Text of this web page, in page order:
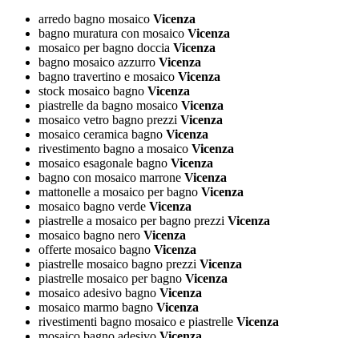
arredo bagno mosaico Vicenza
bagno muratura con mosaico Vicenza
mosaico per bagno doccia Vicenza
bagno mosaico azzurro Vicenza
bagno travertino e mosaico Vicenza
stock mosaico bagno Vicenza
piastrelle da bagno mosaico Vicenza
mosaico vetro bagno prezzi Vicenza
mosaico ceramica bagno Vicenza
rivestimento bagno a mosaico Vicenza
mosaico esagonale bagno Vicenza
bagno con mosaico marrone Vicenza
mattonelle a mosaico per bagno Vicenza
mosaico bagno verde Vicenza
piastrelle a mosaico per bagno prezzi Vicenza
mosaico bagno nero Vicenza
offerte mosaico bagno Vicenza
piastrelle mosaico bagno prezzi Vicenza
piastrelle mosaico per bagno Vicenza
mosaico adesivo bagno Vicenza
mosaico marmo bagno Vicenza
rivestimenti bagno mosaico e piastrelle Vicenza